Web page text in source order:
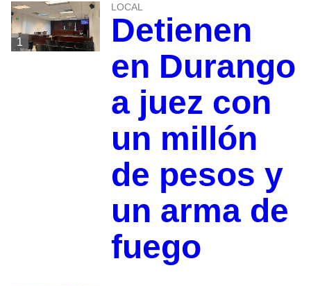
1
LOCAL
Detienen
en Durango
a juez con
un millón
de pesos y
un arma de
fuego